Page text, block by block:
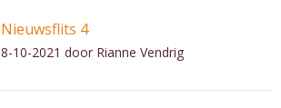
Nieuwsflits 4
8-10-2021 door Rianne Vendrig